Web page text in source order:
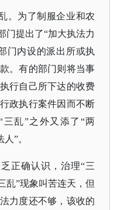
。为了制服企业和农
门提出了“加大执法力
门内设的派出所或执
。有的部门则将当事
行自己所下达的收费
政执行案件因而不断
三乱”之外又添了“两
”。
正确认识，治理“三
乱”现象叫苦连天，但
力度还不够，该收的